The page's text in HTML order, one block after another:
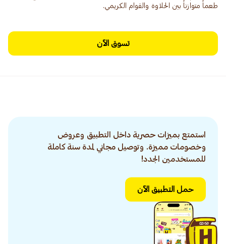
طعماً متوازناً بين الحلاوة والقوام الكريمي.
تسوق الآن
استمتع بميزات حصرية داخل التطبيق وعروض
وخصومات مميزة. وتوصيل مجاني لمدة سنة كاملة
للمستخدمين الجدد!
حمل التطبيق الآن